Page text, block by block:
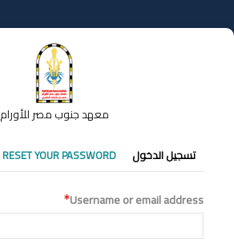
إلى
المحتوى
معهد جنوب مصر للأورام
التبويبات
الأساسية
تسجيل الدخول RESET YOUR PASSWORD
Username or email address